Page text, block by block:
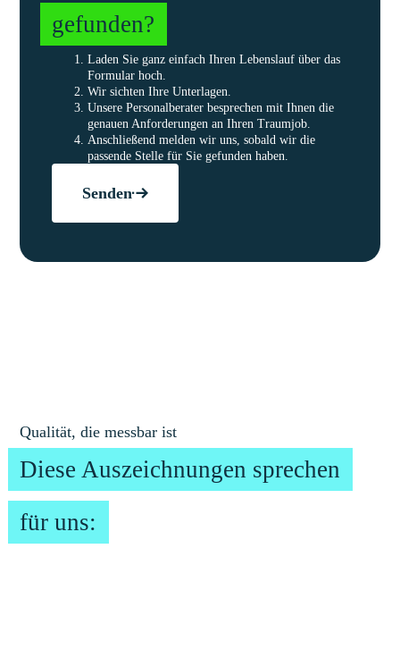
gefunden?
Laden Sie ganz einfach Ihren Lebenslauf über das
Formular hoch.
Wir sichten Ihre Unterlagen.
Unsere Personalberater besprechen mit Ihnen die
genauen Anforderungen an Ihren Traumjob.
Anschließend melden wir uns, sobald wir die
passende Stelle für Sie gefunden haben.
Senden
Qualität, die messbar ist
Diese Auszeichnungen sprechen
für uns: